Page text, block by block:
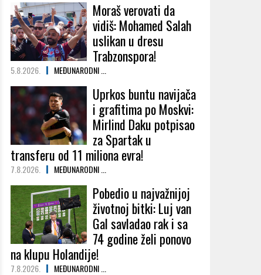
Moraš verovati da
vidiš: Mohamed Salah
uslikan u dresu
Trabzonspora!
5.8.2026. MEĐUNARODNI ...
Uprkos buntu navijača
i grafitima po Moskvi:
Mirlind Daku potpisao
za Spartak u
transferu od 11 miliona evra!
7.8.2026. MEĐUNARODNI ...
Pobedio u najvažnijoj
životnoj bitki: Luj van
Gal savladao rak i sa
74 godine želi ponovo
na klupu Holandije!
7.8.2026. MEĐUNARODNI ...